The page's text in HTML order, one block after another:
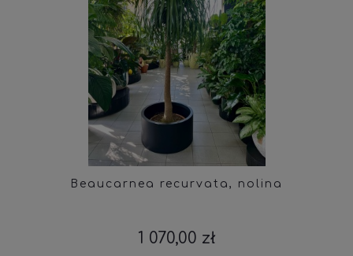
Beaucarnea recurvata, nolina
1 070,00 zł